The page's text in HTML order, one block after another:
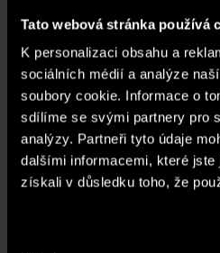
Tato webová stránka používá
K personalizaci obsahu a
sociálních médií a analýze
soubory cookie. Informace o
sdílíme se svými partnery pro
analýzy. Partneři tyto údaje
dalšími informacemi, které
získali v důsledku toho, že
kk- kuchyňský kout |B-